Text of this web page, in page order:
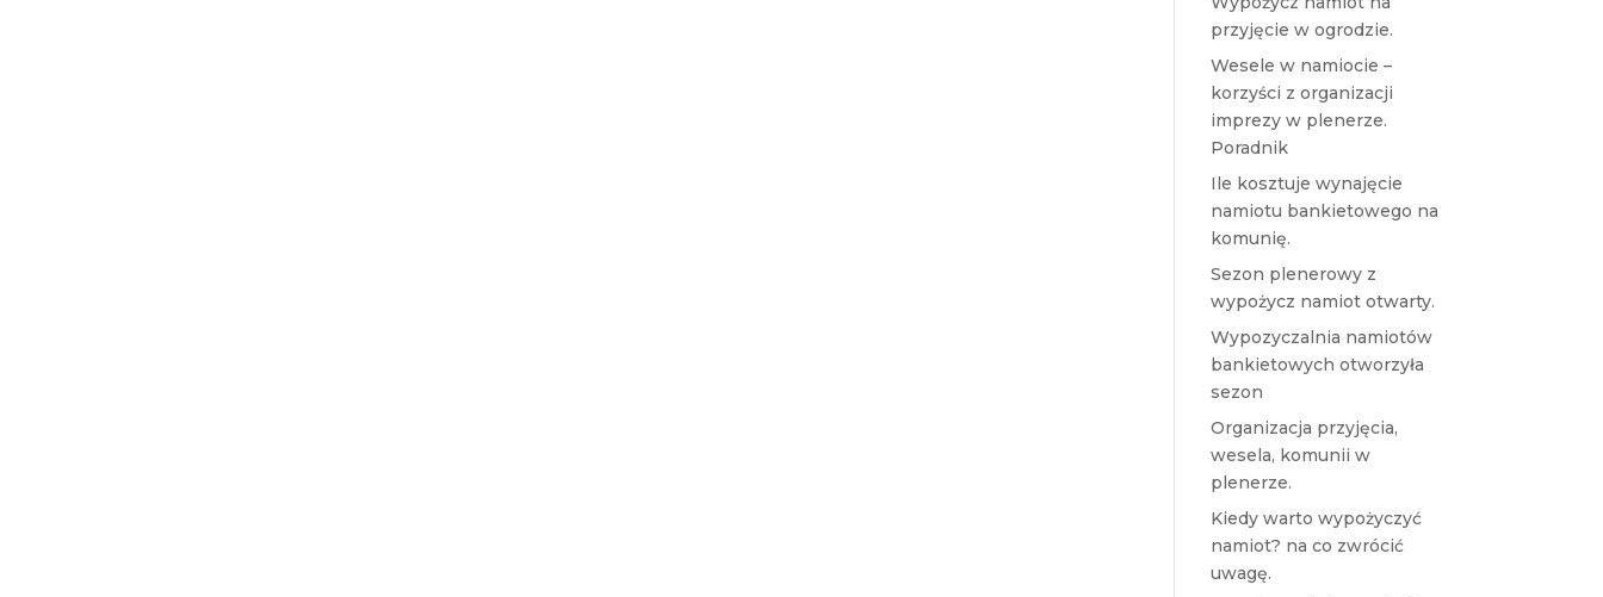
przyjęcie w ogrodzie.
Wesele w namiocie –
korzyści z organizacji
imprezy w plenerze.
Poradnik
Ile kosztuje wynajęcie
namiotu bankietowego na
komunię.
Sezon plenerowy z
wypożycz namiot otwarty.
Wypozyczalnia namiotów
bankietowych otworzyła
sezon
Organizacja przyjęcia,
wesela, komunii w
plenerze.
Kiedy warto wypożyczyć
namiot? na co zwrócić
uwagę.